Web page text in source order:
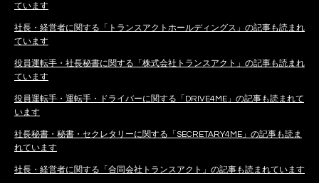
ています
社長・経営者に関する「トランスアクトホールディングス」の記事も読まれ
ています
役員運転手・社長秘書に関する「株式会社トランスアクト」の記事も読まれ
ています
役員運転手・運転手・ドライバーに関する「DRIVE4ME」の記事も読まれて
います
社長秘書・秘書・セクレタリーに関する「SECRETARY4ME」の記事も読ま
れています
社長・経営者に関する「合同会社トランスアクト」の記事も読まれています